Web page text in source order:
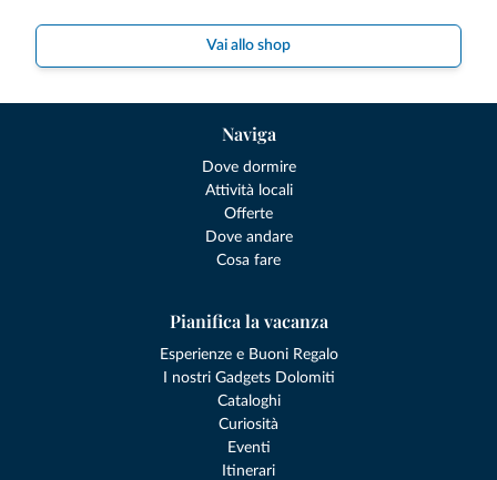
Vai allo shop
Naviga
Dove dormire
Attività locali
Offerte
Dove andare
Cosa fare
Pianifica la vacanza
Esperienze e Buoni Regalo
I nostri Gadgets Dolomiti
Cataloghi
Curiosità
Eventi
Itinerari